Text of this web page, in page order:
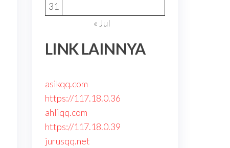
31
« Jul
LINK LAINNYA
asikqq.com
https://117.18.0.36
ahliqq.com
https://117.18.0.39
jurusqq.net